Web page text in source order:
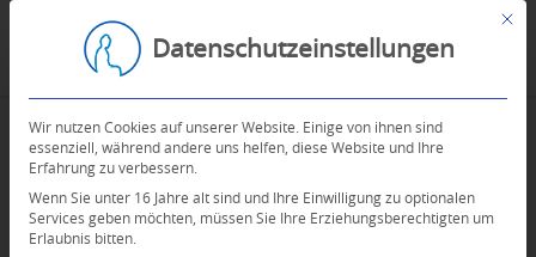
Mit
Datenschutzeinstellungen
Wir nutzen Cookies auf unserer Website. Einige von ihnen sind
essenziell, während andere uns helfen, diese Website und Ihre
Erfahrung zu verbessern.
Wenn Sie unter 16 Jahre alt sind und Ihre Einwilligung zu optionalen
Services geben möchten, müssen Sie Ihre Erziehungsberechtigten um
Erlaubnis bitten.